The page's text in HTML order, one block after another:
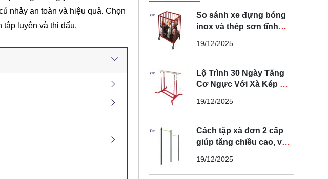
nhảy an toàn và hiệu quả. Chọn
tập luyện và thi đấu.
So sánh xe đựng bóng
inox và thép sơn tĩnh
19/12/2025
Lộ Trình 30 Ngày Tăng
Cơ Ngực Với Xà Kép Di
19/12/2025
Cách tập xà đơn 2 cấp
giúp tăng chiều cao, vóc
19/12/2025